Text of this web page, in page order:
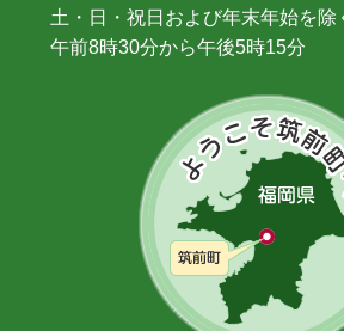
土・日・祝日および年末年始を除
午前8時30分から午後5時15分